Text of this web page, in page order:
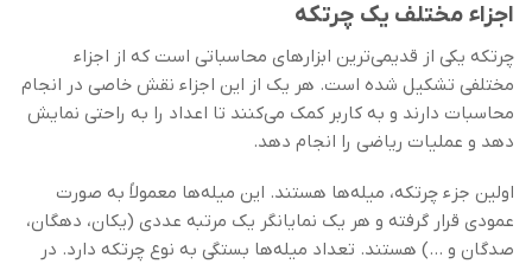
اجزاء مختلف یک چرتکه
چرتکه یکی از قدیمی‌ترین ابزارهای محاسباتی است که از اجزاء
مختلفی تشکیل شده است. هر یک از این اجزاء نقش خاصی در انجام
محاسبات دارند و به کاربر کمک می‌کنند تا اعداد را به راحتی نمایش
دهد و عملیات ریاضی را انجام دهد.
اولین جزء چرتکه، میله‌ها هستند. این میله‌ها معمولاً به صورت
عمودی قرار گرفته و هر یک نمایانگر یک مرتبه عددی (یکان، دهگان،
صدگان و …) هستند. تعداد میله‌ها بستگی به نوع چرتکه دارد. در